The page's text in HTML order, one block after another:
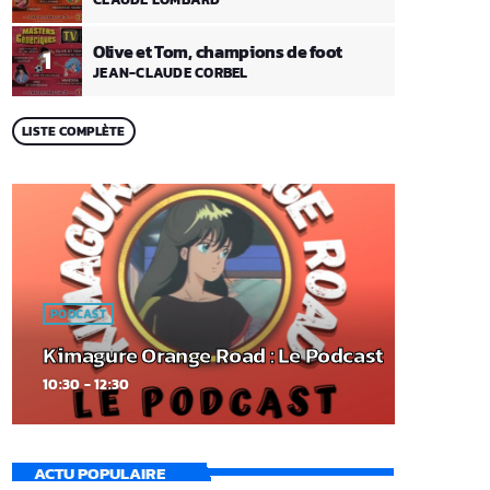
1 Olive et Tom, champions de foot
JEAN-CLAUDE CORBEL
LISTE COMPLÈTE
PODCAST
Kimagure Orange Road : Le Podcast
10:30 - 12:30
ACTU POPULAIRE